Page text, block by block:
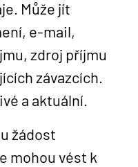
Může jít
e-mail,
zdroj příjmu
závazcích.
a aktuální.
žádost
mohou vést k